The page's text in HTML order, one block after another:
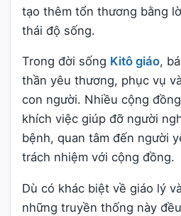
tạo thêm tổn thương bằng
thái độ sống.
Trong đời sống Kitô giáo,
thần yêu thương, phục vụ
con người. Nhiều cộng
khích việc giúp đỡ người
bệnh, quan tâm đến người
trách nhiệm với cộng đồng.
Dù có khác biệt về giáo lý
những truyền thống này